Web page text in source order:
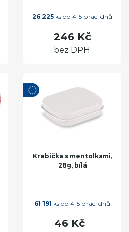
26 225 ks do 4-5 prac. dnů
246 Kč
bez DPH
Krabička s mentolkami,
28g, bílá
61 191 ks do 4-5 prac. dnů
46 Kč